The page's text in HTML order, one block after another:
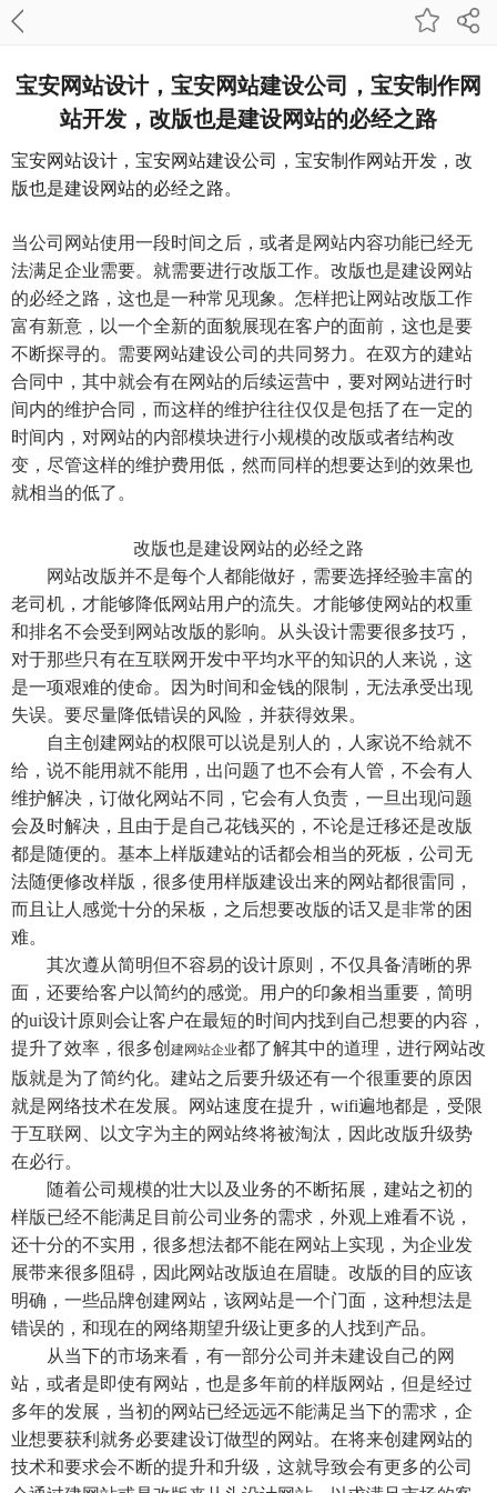
宝安网站设计，宝安网站建设公司，宝安制作网
站开发，改版也是建设网站的必经之路
宝安网站设计，宝安网站建设公司，宝安制作网站开发，改
版也是建设网站的必经之路。
当公司网站使用一段时间之后，或者是网站内容功能已经无
法满足企业需要。就需要进行改版工作。改版也是建设网站
的必经之路，这也是一种常见现象。怎样把让网站改版工作
富有新意，以一个全新的面貌展现在客户的面前，这也是要
不断探寻的。需要网站建设公司的共同努力。在双方的建站
合同中，其中就会有在网站的后续运营中，要对网站进行时
间内的维护合同，而这样的维护往往仅仅是包括了在一定的
时间内，对网站的内部模块进行小规模的改版或者结构改
变，尽管这样的维护费用低，然而同样的想要达到的效果也
就相当的低了。
改版也是建设网站的必经之路
网站改版并不是每个人都能做好，需要选择经验丰富的
老司机，才能够降低网站用户的流失。才能够使网站的权重
和排名不会受到网站改版的影响。从头设计需要很多技巧，
对于那些只有在互联网开发中平均水平的知识的人来说，这
是一项艰难的使命。因为时间和金钱的限制，无法承受出现
失误。要尽量降低错误的风险，并获得效果。
自主创建网站的权限可以说是别人的，人家说不给就不
给，说不能用就不能用，出问题了也不会有人管，不会有人
维护解决，订做化网站不同，它会有人负责，一旦出现问题
会及时解决，且由于是自己花钱买的，不论是迁移还是改版
都是随便的。基本上样版建站的话都会相当的死板，公司无
法随便修改样版，很多使用样版建设出来的网站都很雷同，
而且让人感觉十分的呆板，之后想要改版的话又是非常的困
难。
其次遵从简明但不容易的设计原则，不仅具备清晰的界
面，还要给客户以简约的感觉。用户的印象相当重要，简明
的ui设计原则会让客户在最短的时间内找到自己想要的内容，
提升了效率，很多创 建网站企业都了解其中的道理，进行网站改
版就是为了简约化。建站之后要升级还有一个很重要的原因
就是网络技术在发展。网站速度在提升，wifi遍地都是，受限
于互联网、以文字为主的网站终将被淘汰，因此改版升级势
在必行。
随着公司规模的壮大以及业务的不断拓展，建站之初的
样版已经不能满足目前公司业务的需求，外观上难看不说，
还十分的不实用，很多想法都不能在网站上实现，为企业发
展带来很多阻碍，因此网站改版迫在眉睫。改版的目的应该
明确，一些品牌创建网站，该网站是一个门面，这种想法是
错误的，和现在的网络期望升级让更多的人找到产品。
从当下的市场来看，有一部分公司并未建设自己的网
站，或者是即使有网站，也是多年前的样版网站，但是经过
多年的发展，当初的网站已经远远不能满足当下的需求，企
业想要获利就务必要建设订做型的网站。在将来创建网站的
技术和要求会不断的提升和升级，这就导致会有更多的公司